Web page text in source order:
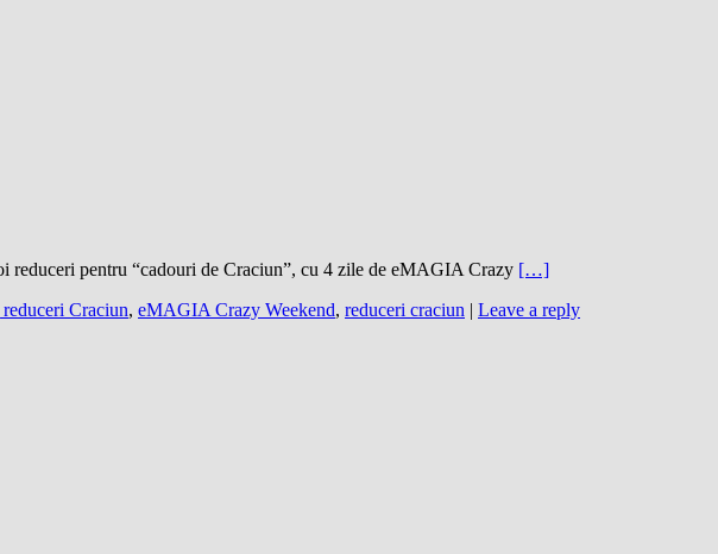
reduceri pentru “cadouri de Craciun”, cu 4 zile de eMAGIA Crazy […]
reduceri Craciun, eMAGIA Crazy Weekend, reduceri craciun | Leave a reply